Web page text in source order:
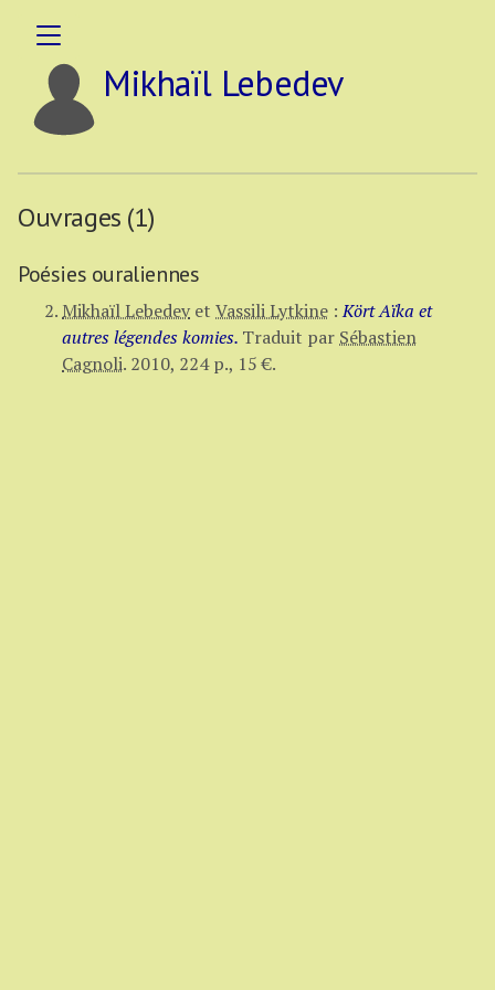
Mikhaïl Lebedev
Ouvrages (1)
Poésies ouraliennes
Mikhaïl Lebedev et Vassili Lytkine :Kört Aïka et
autres légendes komies. Traduit par Sébastien
Cagnoli. 2010, 224 p., 15 €.